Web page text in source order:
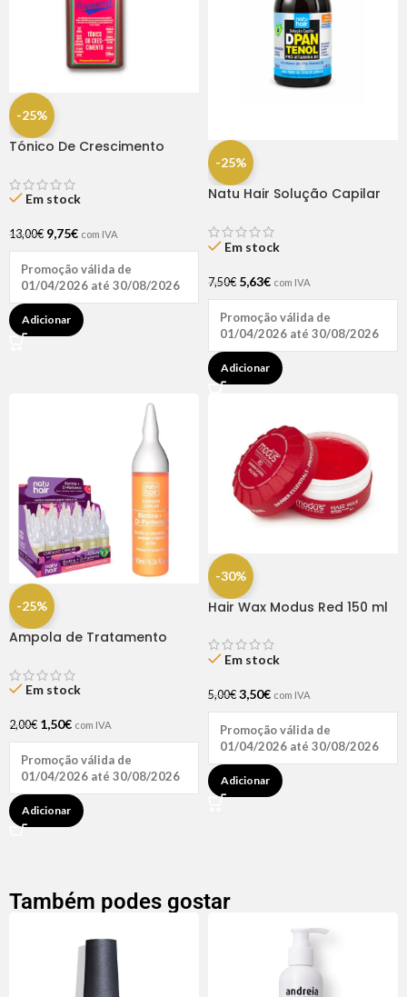
-25%
Tónico De Crescimento
Em stock
13,00€ 9,75€ com IVA
Promoção válida de
01/04/2026 até 30/08/2026
Adicionar
-25%
Natu Hair Solução Capilar
Em stock
7,50€ 5,63€ com IVA
Promoção válida de
01/04/2026 até 30/08/2026
Adicionar
-25%
Ampola de Tratamento
Hair (1 UNIDADE)
Em stock
2,00€ 1,50€ com IVA
Promoção válida de
01/04/2026 até 30/08/2026
Adicionar
-30%
Hair Wax Modus Red 150 ml
Em stock
5,00€ 3,50€ com IVA
Promoção válida de
01/04/2026 até 30/08/2026
Adicionar
Também podes gostar